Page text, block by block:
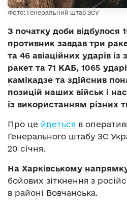
Фото: Генеральний штаб ЗСУ
З початку доби відбулося
противник завдав три
та 46 авіаційних ударів
ракет та 71 КАБ, 1065
камікадзе та здійснив
позицій наших військ і
із використанням різних
Про це йдеться в
Генерального штабу ЗС
20 січня.
На Харківському
бойових зіткнення з
в районі Вовчанська.